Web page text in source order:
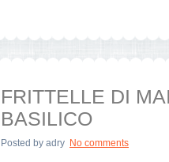
FRITTELLE DI
BASILICO
Posted by adry No comments